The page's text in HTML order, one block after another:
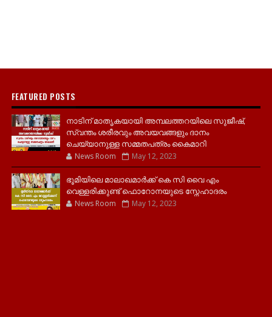
FEATURED POSTS
നാടിന് മാതൃകയായി അമ്പലത്തറയിലെ സുജീഷ്,
സ്വന്തം ശരീരവും അവയവങ്ങളും ദാനം
ചെയ്യാനുള്ള സമ്മതപത്രം കൈമാറി
News Room May 12, 2023
ഭൂമിയിലെ മാലാഖമാർക്ക് കെ സി വൈ എം
വെള്ളരിക്കുണ്ട് ഫൊറോനയുടെ സ്നേഹാദരം
News Room May 12, 2023